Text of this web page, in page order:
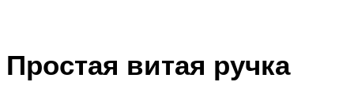
Простая витая ручка